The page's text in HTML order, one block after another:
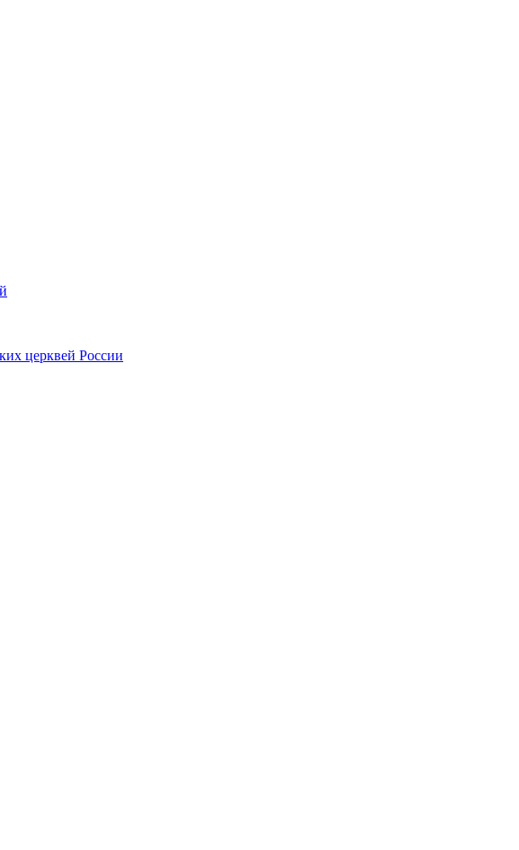
церквей России